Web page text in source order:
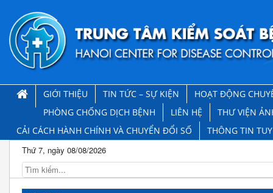
GIỚI THIỆU TIN TỨC – SỰ KIỆN
HOẠT ĐỘNG
PHÒNG CHỐNG DỊCH BỆNH
LIÊN HỆ
THƯ VIỆN
CẢI CÁCH HÀNH CHÍNH VÀ CHUYỂN ĐỔI SỐ
THÔNG TIN
Thứ 7, ngày 08/08/2026